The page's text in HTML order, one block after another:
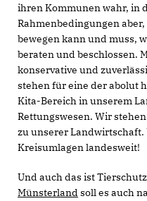
ihren Kommunen wahr, in
Rahmenbedingungen
bewegen kann und muss,
beraten und beschlossen.
konservative und
stehen für eine der abolut
Kita-Bereich in unserem
Rettungswesen. Wir
zu unserer
Kreisumlagen landesweit!
Und auch das ist
Münsterland soll es auch